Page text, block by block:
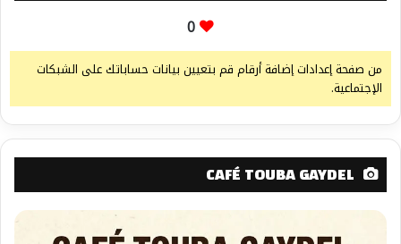
0
من صفحة إعدادات إضافة أرقام قم بتعيين بيانات حساباتك على الشبكات
الإجتماعية.
CAFÉ TOUBA GAYDEL